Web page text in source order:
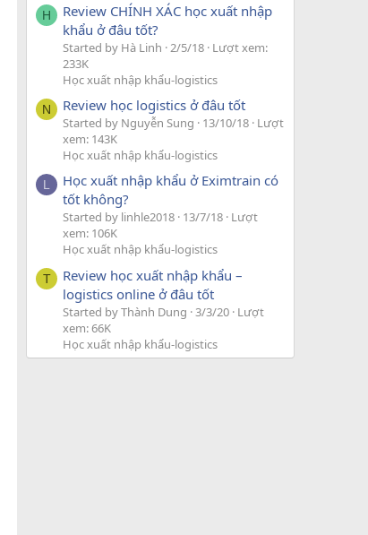
H
Review CHÍNH XÁC học xuất nhập
khẩu ở đâu tốt?
Started by Hà Linh 2/5/18 Lượt xem:
233K
Học xuất nhập khẩu-logistics
N Review học logistics ở đâu tốt
Started by Nguyễn Sung 13/10/18 Lượt
xem: 143K
Học xuất nhập khẩu-logistics
L
Học xuất nhập khẩu ở Eximtrain có
tốt không?
Started by linhle2018 13/7/18 Lượt
xem: 106K
Học xuất nhập khẩu-logistics
T
Review học xuất nhập khẩu –
logistics online ở đâu tốt
Started by Thành Dung 3/3/20 Lượt
xem: 66K
Học xuất nhập khẩu-logistics